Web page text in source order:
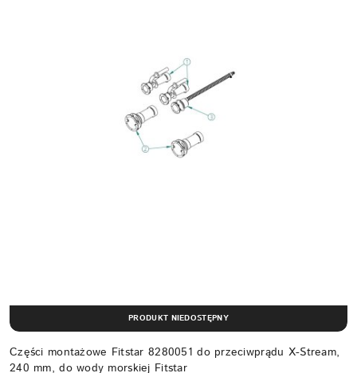
Części montażowe Fitstar 8280051 do przeciwprądu X-Stream,
240 mm, do wody morskiej Fitstar
PRODUKT NIEDOSTĘPNY